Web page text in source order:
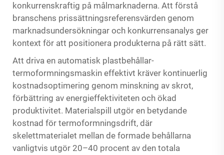
konkurrenskraftig på målmarknaderna. Att förstå
branschens prissättningsreferensvärden genom
marknadsundersökningar och konkurrensanalys ger
kontext för att positionera produkterna på rätt sätt.
Att driva en automatisk plastbehållar-
termoformningsmaskin effektivt kräver kontinuerlig
kostnadsoptimering genom minskning av skrot,
förbättring av energieffektiviteten och ökad
produktivitet. Materialspill utgör en betydande
kostnad för termoformningsdrift, där
skelettmaterialet mellan de formade behållarna
vanligtvis utgör 20–40 procent av den totala